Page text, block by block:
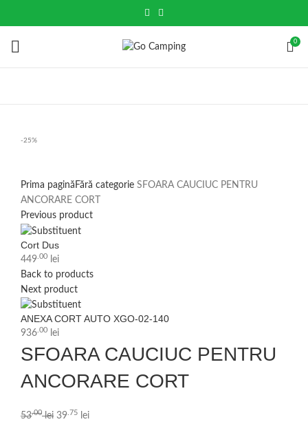
0
-25%
Prima pagină Fără categorie SFOARA CAUCIUC PENTRU
ANCORARE CORT
Previous product
Cort Dus
449 .00
lei
Back to products
Next product
ANEXA CORT AUTO XGO-02-140
936.00 lei
SFOARA CAUCIUC PENTRU
ANCORARE CORT
53.00 lei 39.75 lei